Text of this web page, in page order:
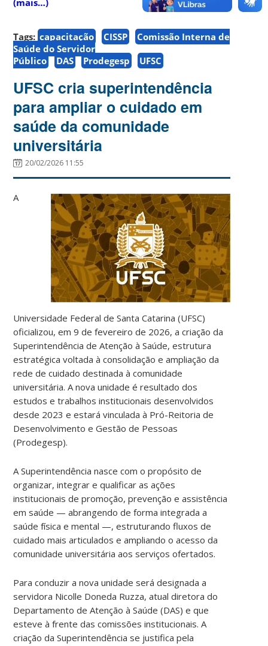
(mais…)
Tags: capacitação CISSP
Comissão Interna de
Saúde do Servidor
Público
DAS Prodegesp UFSC
UFSC cria superintendência
para ampliar o cuidado em
saúde da comunidade
universitária
20/02/2026 11:55
A
Universidade Federal de Santa Catarina (UFSC)
oficializou, em 9 de fevereiro de 2026, a criação da
Superintendência de Atenção à Saúde, estrutura
estratégica voltada à consolidação e ampliação da
rede de cuidado destinada à comunidade
universitária. A nova unidade é resultado dos
estudos e trabalhos institucionais desenvolvidos
desde 2023 e estará vinculada à Pró-Reitoria de
Desenvolvimento e Gestão de Pessoas
(Prodegesp).
A Superintendência nasce com o propósito de
organizar, integrar e qualificar as ações
institucionais de promoção, prevenção e assistência
em saúde — abrangendo de forma integrada a
saúde física e mental —, estruturando fluxos de
cuidado mais articulados e ampliando o acesso da
comunidade universitária aos serviços ofertados.
Para conduzir a nova unidade será designada a
servidora Nicolle Doneda Ruzza, atual diretora do
Departamento de Atenção à Saúde (DAS) e que
esteve à frente das comissões institucionais. A
criação da Superintendência se justifica pela